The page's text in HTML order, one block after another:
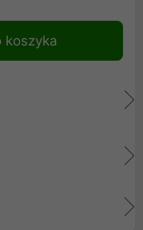
koszyka